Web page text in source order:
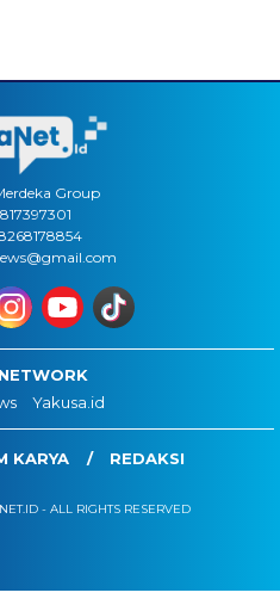
Group
Yakusa.id
KARYA REDAKSI
- ALL RIGHTS RESERVED